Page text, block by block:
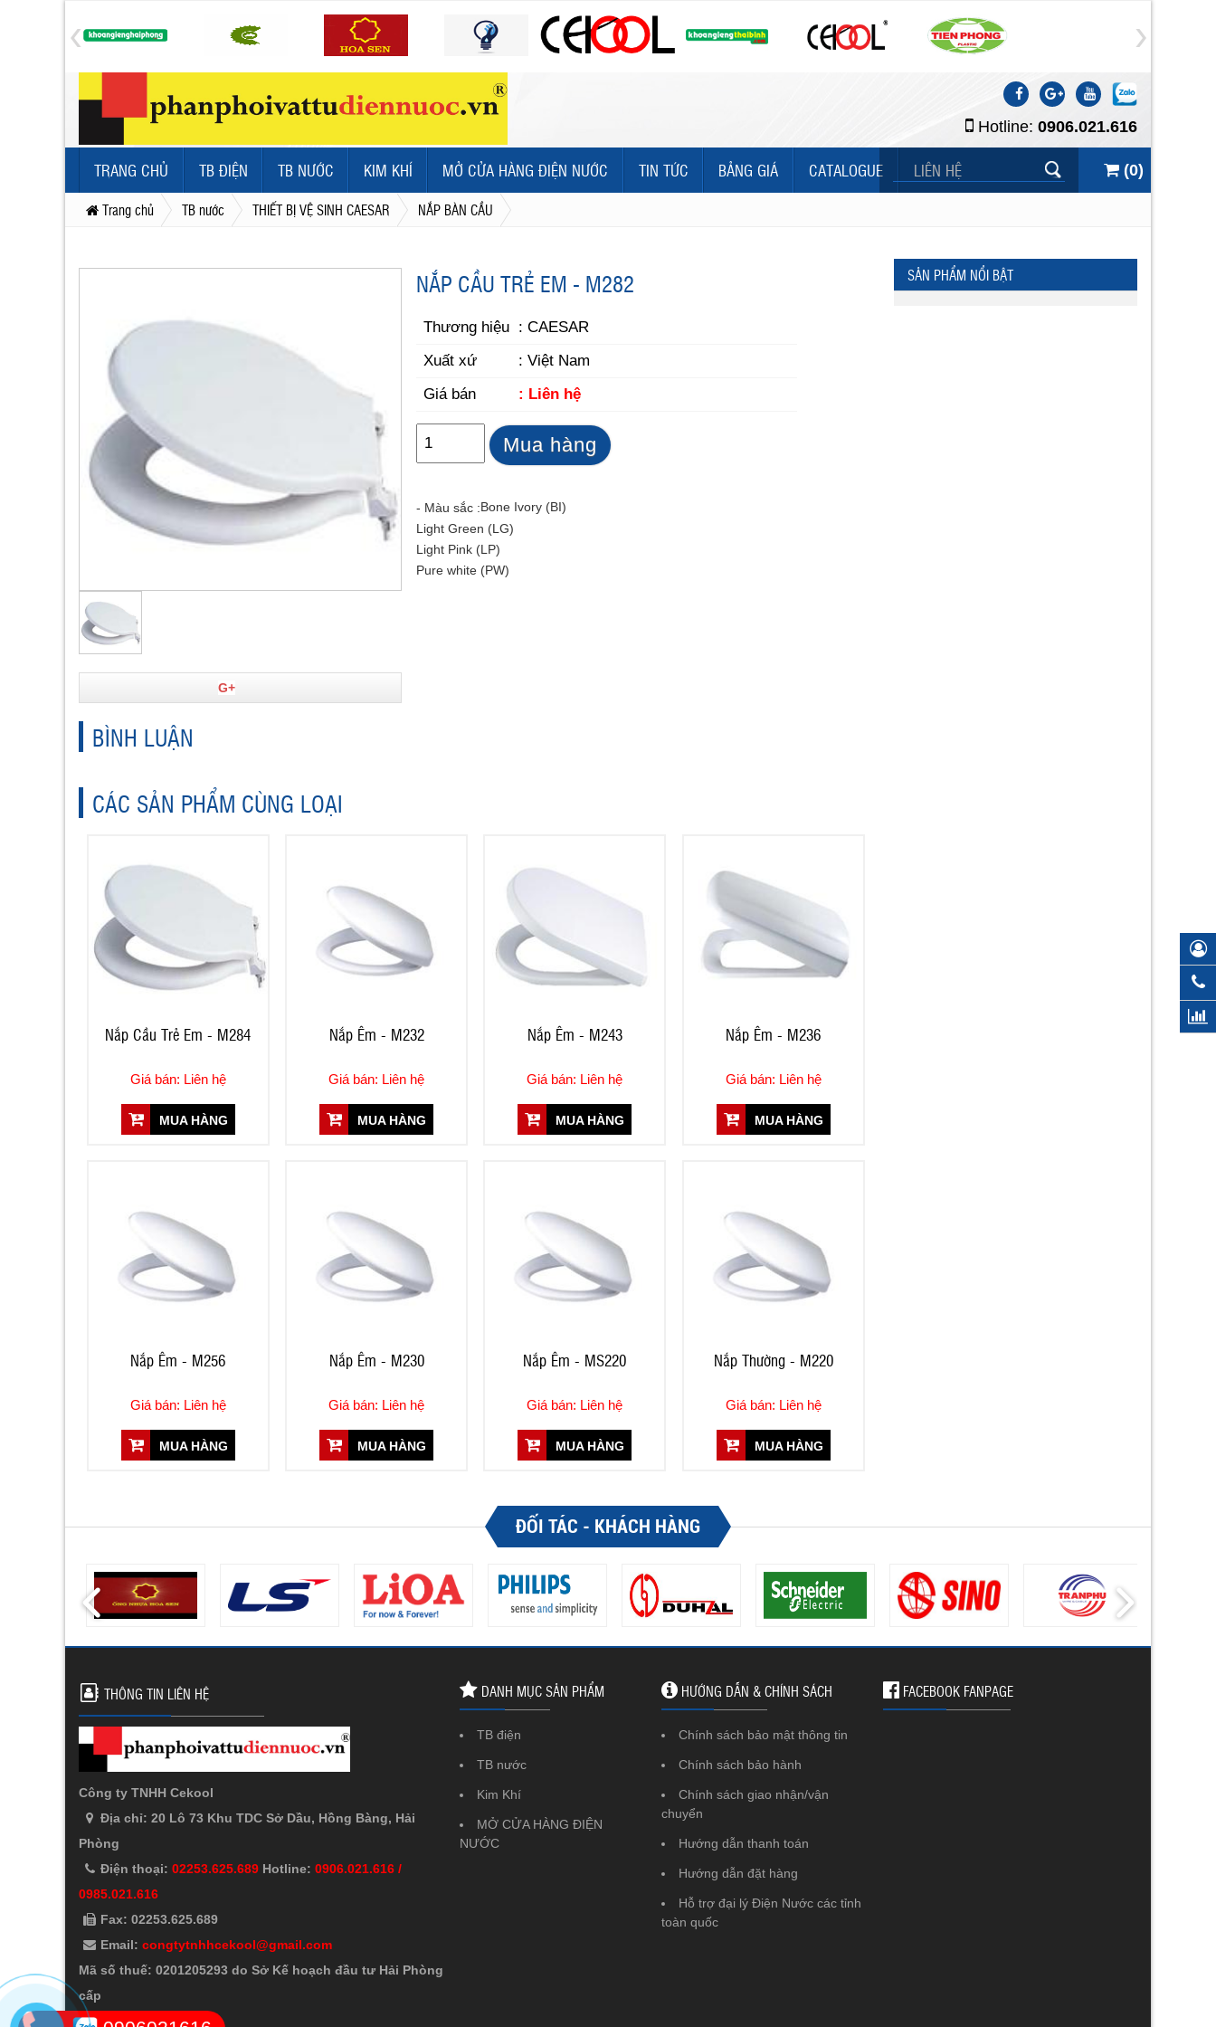
Hotline: 0906.021.616
TRANG CHỦ TB ĐIỆN TB NƯỚC KIM KHÍ MỞ CỬA HÀNG ĐIỆN NƯỚC TIN TỨC BẢNG GIÁ CATALOGUE LIÊN HỆ (0)
Trang chủ TB nước THIẾT BỊ VỆ SINH CAESAR NẮP BÀN CẦU
G+
NẮP CẦU TRẺ EM - M282
Thương hiệu : CAESAR
Xuất xứ
: Việt Nam
Giá bán
: Liên hệ
Mua hàng
- Màu sắc :Bone Ivory (BI)
Light Green (LG)
Light Pink (LP)
Pure white (PW)
BÌNH LUẬN
CÁC SẢN PHẨM CÙNG LOẠI
Nắp Cầu Trẻ Em - M284
Giá bán: Liên hệ
MUA HÀNG
Nắp Êm - M232
Giá bán: Liên hệ
MUA HÀNG
Nắp Êm - M243
Giá bán: Liên hệ
MUA HÀNG
Nắp Êm - M236
Giá bán: Liên hệ
MUA HÀNG
Nắp Êm - M256
Giá bán: Liên hệ
MUA HÀNG
Nắp Êm - M230
Giá bán: Liên hệ
MUA HÀNG
Nắp Êm - MS220
Giá bán: Liên hệ
MUA HÀNG
Nắp Thường - M220
Giá bán: Liên hệ
MUA HÀNG
SẢN PHẨM NỔI BẬT
ĐỐI TÁC - KHÁCH HÀNG
FACEBOOK FANPAGE
HƯỚNG DẪN & CHÍNH SÁCH
Chính sách bảo mật thông tin
Chính sách bảo hành
Chính sách giao nhận/vận
chuyển
Hướng dẫn thanh toán
Hướng dẫn đặt hàng
Hỗ trợ đại lý Điện Nước các tỉnh
toàn quốc
DANH MỤC SẢN PHẨM
TB điện
TB nước
Kim Khí
MỞ CỬA HÀNG ĐIỆN
NƯỚC
THÔNG TIN LIÊN HỆ
Công ty TNHH Cekool
Địa chỉ: 20 Lô 73 Khu TDC Sở Dầu, Hồng Bàng, Hải
Phòng
Điện thoại: 02253.625.689 Hotline: 0906.021.616 /
0985.021.616
Fax: 02253.625.689
Email: congtytnhhcekool@gmail.com
Mã số thuế: 0201205293 do Sở Kế hoạch đầu tư Hải Phòng
cấp